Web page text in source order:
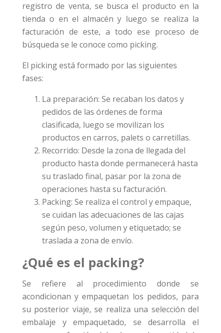
registro de venta, se busca el producto en la
tienda o en el almacén y luego se realiza la
facturación de este, a todo ese proceso de
búsqueda se le conoce como picking.
El picking está formado por las siguientes
fases:
La preparación: Se recaban los datos y
pedidos de las órdenes de forma
clasificada, luego se movilizan los
productos en carros, palets o carretillas.
Recorrido: Desde la zona de llegada del
producto hasta donde permanecerá hasta
su traslado final, pasar por la zona de
operaciones hasta su facturación.
Packing: Se realiza el control y empaque,
se cuidan las adecuaciones de las cajas
según peso, volumen y etiquetado; se
traslada a zona de envío.
¿Qué es el packing?
Se refiere al procedimiento donde se
acondicionan y empaquetan los pedidos, para
su posterior viaje, se realiza una selección del
embalaje y empaquetado, se desarrolla el